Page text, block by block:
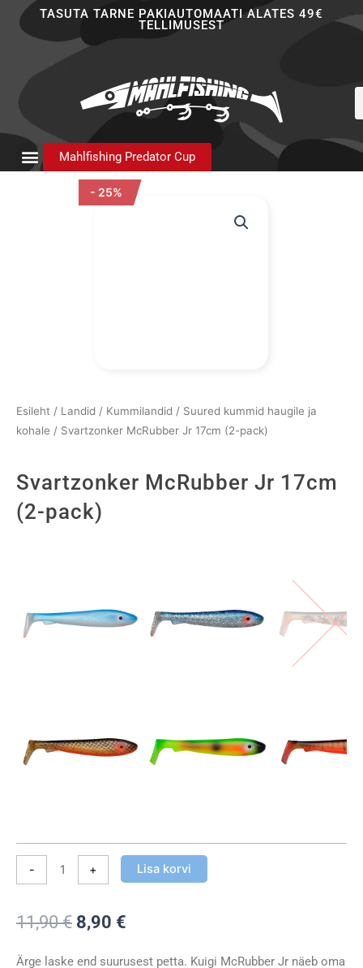
TASUTA TARNE PAKIAUTOMAATI ALATES 49€
TELLIMUSEST
Mahlfishing Predator Cup
- 25%
Esileht / Landid / Kummilandid / Suured kummid haugile ja
kohale / Svartzonker McRubber Jr 17cm (2-pack)
Svartzonker McRubber Jr 17cm
(2-pack)
-
17cm
(2-
+ Lisa korvi
11,90€ Algne
oli:
8,90 €
on:
Ärge laske end suurusest petta. Kuigi McRubber Jr näeb oma